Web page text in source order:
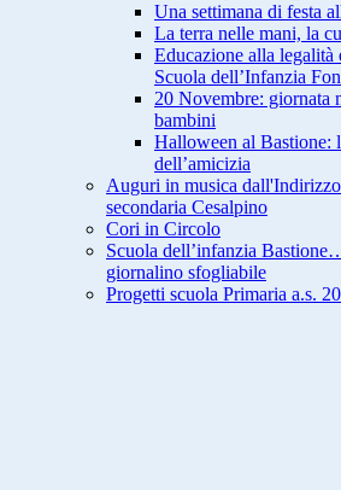
Una settimana di festa
La terra nelle mani, la
Educazione alla
Scuola dell’Infanzia
20 Novembre: giornata
bambini
Halloween al Bastione:
dell’amicizia
Auguri in musica
secondaria Cesalpino
Cori in Circolo
Scuola dell’infanzia
giornalino sfogliabile
Progetti scuola Primaria a.s.